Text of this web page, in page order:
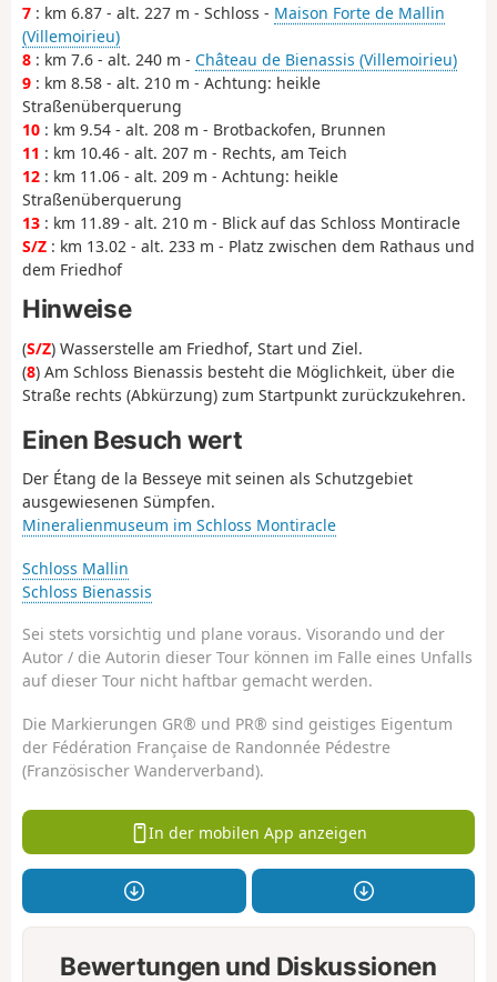
7 : km 6.87 - alt. 227 m - Schloss - Maison Forte de Mallin
(Villemoirieu)
8 : km 7.6 - alt. 240 m - Château de Bienassis (Villemoirieu)
9 : km 8.58 - alt. 210 m - Achtung: heikle
Straßenüberquerung
10 : km 9.54 - alt. 208 m - Brotbackofen, Brunnen
11 : km 10.46 - alt. 207 m - Rechts, am Teich
12 : km 11.06 - alt. 209 m - Achtung: heikle
Straßenüberquerung
13 : km 11.89 - alt. 210 m - Blick auf das Schloss Montiracle
S/Z : km 13.02 - alt. 233 m - Platz zwischen dem Rathaus und
dem Friedhof
Hinweise
(S/Z) Wasserstelle am Friedhof, Start und Ziel.
(8) Am Schloss Bienassis besteht die Möglichkeit, über die
Straße rechts (Abkürzung) zum Startpunkt zurückzukehren.
Einen Besuch wert
Der Étang de la Besseye mit seinen als Schutzgebiet
ausgewiesenen Sümpfen.
Mineralienmuseum im Schloss Montiracle
Schloss Mallin
Schloss Bienassis
Sei stets vorsichtig und plane voraus. Visorando und der
Autor / die Autorin dieser Tour können im Falle eines Unfalls
auf dieser Tour nicht haftbar gemacht werden.
Die Markierungen GR® und PR® sind geistiges Eigentum
der Fédération Française de Randonnée Pédestre
(Französischer Wanderverband).
In der mobilen App anzeigen
Bewertungen und Diskussionen